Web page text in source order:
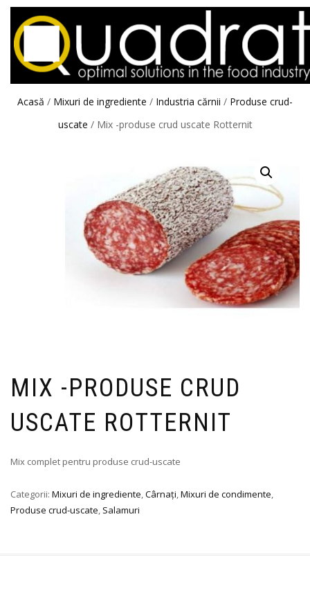
Acasă / Mixuri de ingrediente / Industria cărnii / Produse crud-
uscate / Mix -produse crud uscate Rotternit
MIX -PRODUSE CRUD
USCATE ROTTERNIT
Mix complet pentru produse crud-uscate
Categorii: Mixuri de ingrediente,Cârnați,Mixuri de condimente,
Produse crud-uscate, Salamuri